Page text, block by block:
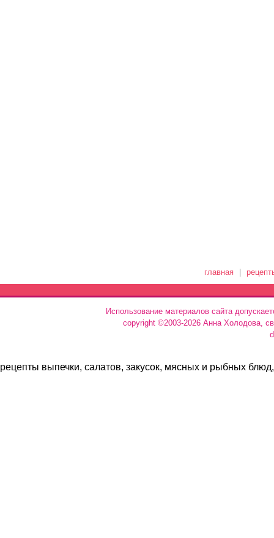
главная
Использование материалов сайта
copyright ©2003-2026 Анна Холодова,
рецепты выпечки, салатов, закусок, мясных и рыбных